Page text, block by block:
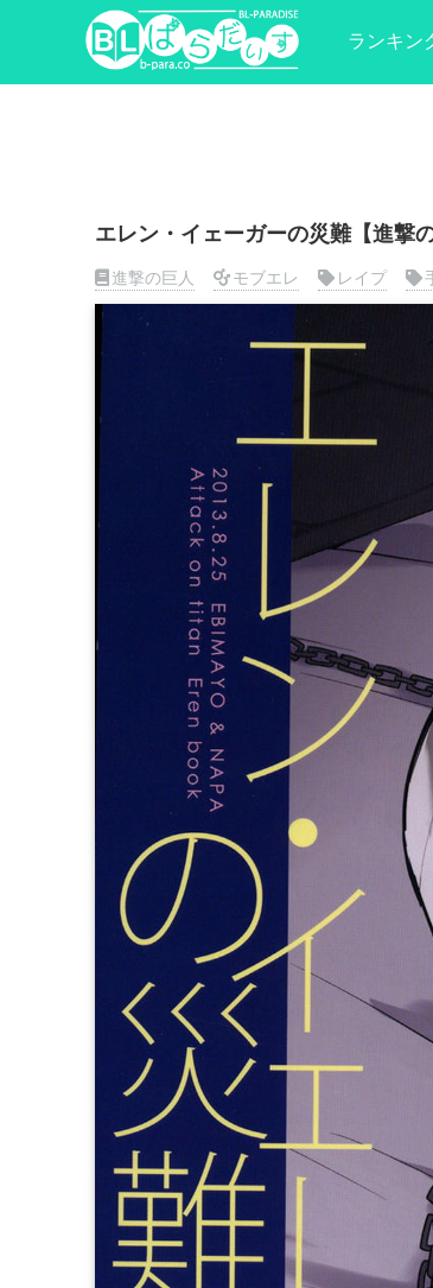
ランキン
エレン・イェーガーの災難【進撃
進撃の巨人 モブエレ レイプ